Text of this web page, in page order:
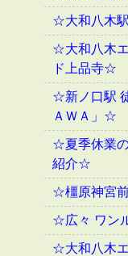
☆大和八木
☆大和八木
ド上品寺☆
☆新ノ口駅
ＡＷＡ」☆
☆夏季休業
紹介☆
☆橿原神宮
☆広々 ワン
☆大和八木